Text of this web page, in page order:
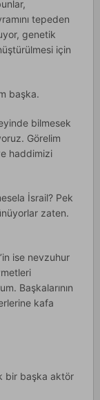
tepeden
genetik
için
başka.
bilmesek
Görelim
haddimizi
İsrail? Pek
zaten.
ise nevzuhur
Başkalarının
kafa
bir başka aktör